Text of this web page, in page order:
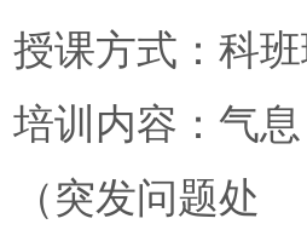
授课方式：科
培训内容：气
（突发问题处